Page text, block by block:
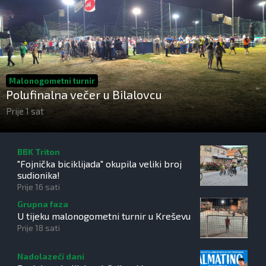
Malonogometni turnir
Polufinalna večer u Bilalovcu
Prije 1 sat
BBK Triton
"Fojnička biciklijada" okupila veliki broj
sudionika!
Prije 16 sati
Grupna faza
U tijeku malonogometni turnir u Kreševu
Prije 18 sati
Nadolazeći dani